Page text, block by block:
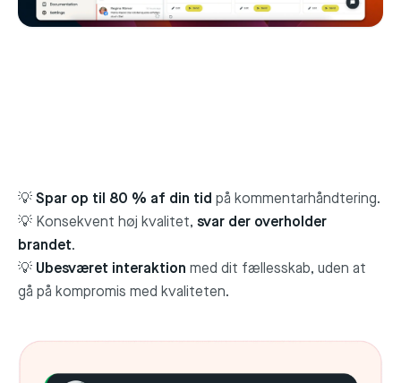
💡 Spar op til 80 % af din tid på kommentarhåndtering.
💡 Konsekvent høj kvalitet, svar der overholder
brandet.
💡 Ubesværet interaktion med dit fællesskab, uden at
gå på kompromis med kvaliteten.